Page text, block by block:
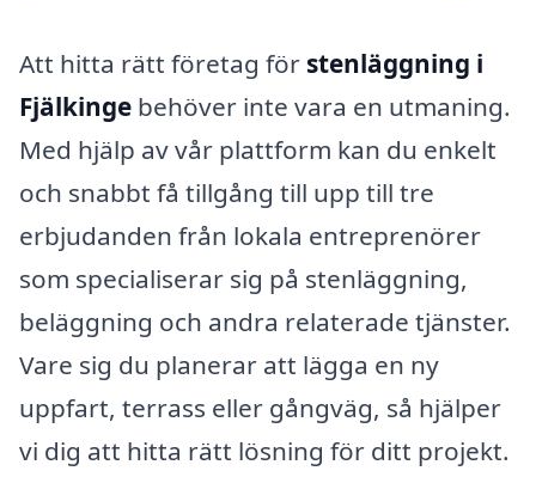
Att hitta rätt företag för stenläggning i
Fjälkinge behöver inte vara en utmaning.
Med hjälp av vår plattform kan du enkelt
och snabbt få tillgång till upp till tre
erbjudanden från lokala entreprenörer
som specialiserar sig på stenläggning,
beläggning och andra relaterade tjänster.
Vare sig du planerar att lägga en ny
uppfart, terrass eller gångväg, så hjälper
vi dig att hitta rätt lösning för ditt projekt.